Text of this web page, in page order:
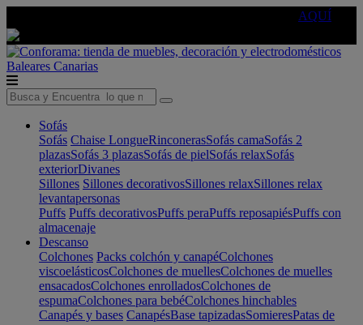
AQUÍ
Baleares Canarias
Sofás
Sofás Chaise LongueRinconerasSofás camaSofás 2
plazasSofás 3 plazasSofás de pielSofás relaxSofás
exteriorDivanes
Sillones Sillones decorativosSillones relaxSillones relax
levantapersonas
Puffs Puffs decorativosPuffs peraPuffs reposapiésPuffs con
almacenaje
Descanso
Colchones Packs colchón y canapéColchones
viscoelásticosColchones de muellesColchones de muelles
ensacadosColchones enrolladosColchones de
espumaColchones para bebéColchones hinchables
Canapés y bases CanapésBase tapizadasSomieresPatas de